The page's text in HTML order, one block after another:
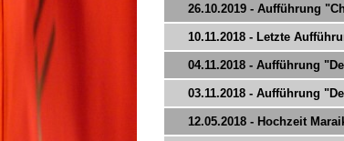
26.10.2019 - Aufführung
10.11.2018 - Letzte
04.11.2018 - Aufführung
03.11.2018 - Aufführung
12.05.2018 - Hochzeit